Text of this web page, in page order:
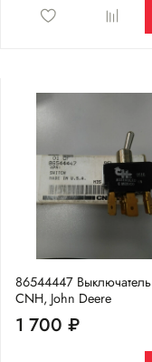
86544447 Выключатель
CNH, John Deere
1 700 ₽